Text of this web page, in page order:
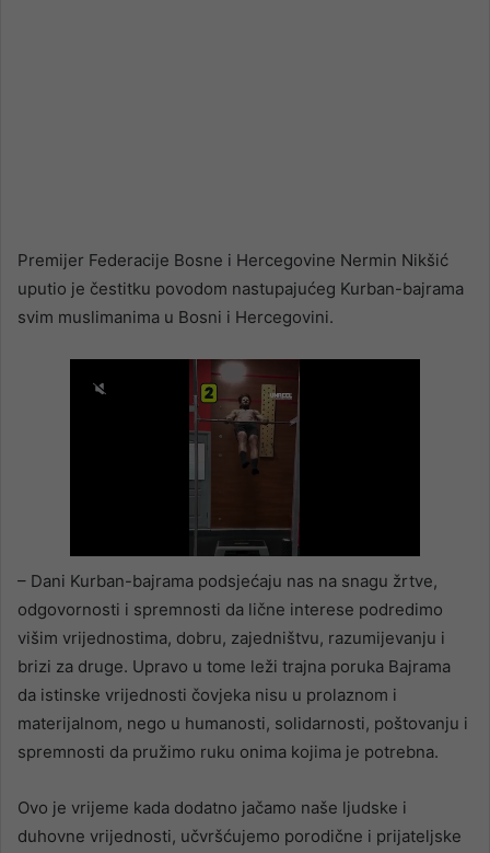
Premijer Federacije Bosne i Hercegovine Nermin Nikšić
uputio je čestitku povodom nastupajućeg Kurban-bajrama
svim muslimanima u Bosni i Hercegovini.
– Dani Kurban-bajrama podsjećaju nas na snagu žrtve,
odgovornosti i spremnosti da lične interese podredimo
višim vrijednostima, dobru, zajedništvu, razumijevanju i
brizi za druge. Upravo u tome leži trajna poruka Bajrama
da istinske vrijednosti čovjeka nisu u prolaznom i
materijalnom, nego u humanosti, solidarnosti, poštovanju i
spremnosti da pružimo ruku onima kojima je potrebna.
Ovo je vrijeme kada dodatno jačamo naše ljudske i
duhovne vrijednosti, učvršćujemo porodične i prijateljske